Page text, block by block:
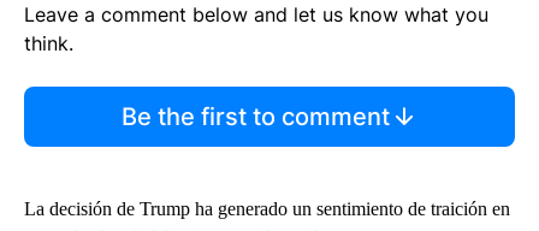
Leave a comment below and let us know what you
think.
Be the first to comment
La decisión de Trump ha generado un sentimiento de traición en